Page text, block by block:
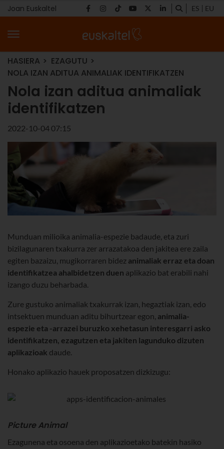
Joan Euskaltel ES EU
HASIERA
EZAGUTU
NOLA IZAN ADITUA ANIMALIAK IDENTIFIKATZEN
Nola izan aditua animaliak
identifikatzen
2022-10-04 07:15
Munduan milioika animalia-espezie badaude, eta zuri
bizilagunaren txakurra zer arrazatakoa den jakitea ere zaila
egiten bazaizu, mugikorraren bidez animaliak erraz eta doan
identifikatzea ahalbidetzen duen aplikazio bat erabili nahi
izango duzu beharbada.
Zure gustuko animaliak txakurrak izan, hegaztiak izan, edo
intsektuen munduan aditu bihurtzear egon, animalia-
espezie eta -arrazei buruzko xehetasun interesgarri asko
identifikatzen, ezagutzen eta jakiten lagunduko dizuten
aplikazioak daude.
Honako aplikazio hauek proposatzen dizkizugu:
Picture Animal
Ezagunena eta osoena den aplikazioetako batekin hasiko